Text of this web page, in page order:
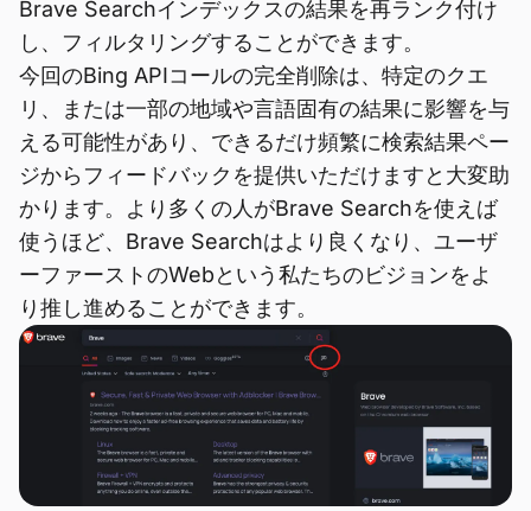
Brave Searchインデックスの結果を再ランク付け
し、フィルタリングすることができます。
今回のBing APIコールの完全削除は、特定のクエ
リ、または一部の地域や言語固有の結果に影響を与
える可能性があり、できるだけ頻繁に検索結果ペー
ジからフィードバックを提供いただけますと大変助
かります。より多くの人がBrave Searchを使えば
使うほど、Brave Searchはより良くなり、ユーザ
ーファーストのWebという私たちのビジョンをよ
り推し進めることができます。